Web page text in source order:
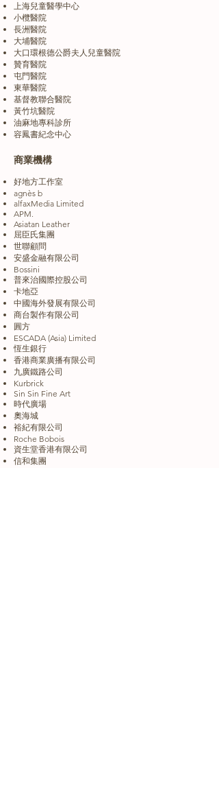
上海兒童醫學中心
小欖醫院
長洲醫院
大埔醫院
大口環根德公爵夫人兒童醫院
贊育醫院
屯門醫院
東華醫院
基督教聯合醫院
黃竹坑醫院
油麻地專科診所
容鳳書紀念中心
商業機構
好地方工作室
agnès b
alfaxMedia Limited
APM.
Asiatan Leather
屈臣氏集團
世聯顧問
安盛金融有限公司
Bossini
普來治國際控股公司
卡地亞
中國海外發展有限公司
商台製作有限公司
圓方
ESCADA (Asia) Limited
恆生銀行
香港商業廣播有限公司
九廣鐵路公司
Kurbrick
Sin Sin Fine Art
時代廣場
奧海城
裕紀有限公司
Roche Bobois
資生堂香港有限公司
信和集團